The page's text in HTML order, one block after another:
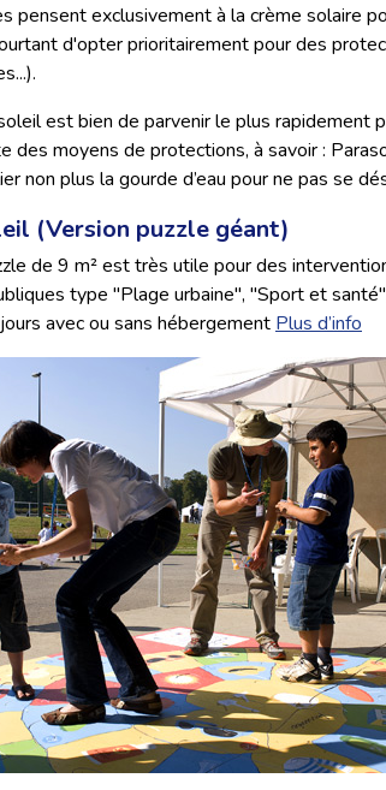
pensent exclusivement à la crème solaire
d'opter prioritairement pour des
est bien de parvenir le plus rapidement
des moyens de protections, à savoir :
non plus la gourde d’eau pour ne pas se
(Version puzzle géant)
de 9 m² est très utile pour des
type "Plage urbaine", "Sport et
avec ou sans hébergement Plus d’info